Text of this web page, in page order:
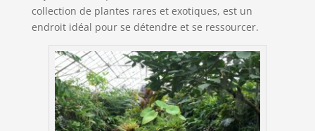
collection de plantes rares et exotiques, est un
endroit idéal pour se détendre et se ressourcer.